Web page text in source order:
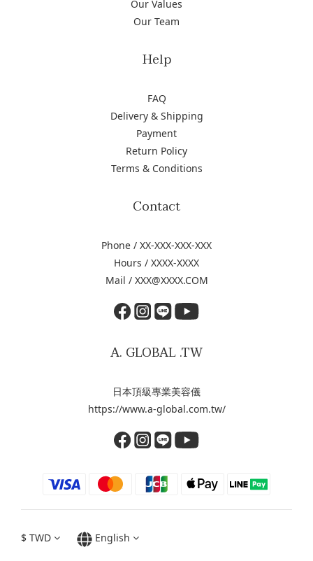
Our Values
Our Team
Help
FAQ
Delivery & Shipping
Payment
Return Policy
Terms & Conditions
Contact
Phone / XX-XXX-XXX-XXX
Hours / XXXX-XXXX
Mail / XXX@XXXX.COM
A. GLOBAL .TW
日本頂級專業美容儀
https://www.a-global.com.tw/
$ TWD English